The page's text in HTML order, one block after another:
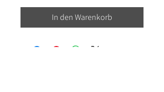
In den Warenkorb